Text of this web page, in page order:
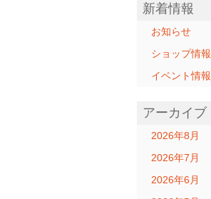
新着情報
お知らせ
ショップ情報
イベント情報
アーカイブ
2026年8月
2026年7月
2026年6月